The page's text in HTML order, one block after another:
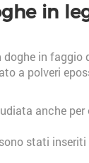
in
doghe in faggio
a polveri
anche
stati